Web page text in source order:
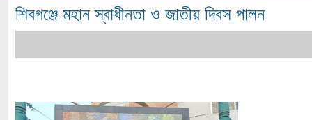
শিবগঞ্জে মহান স্বাধীনতা ও জাতীয় দিবস পালন